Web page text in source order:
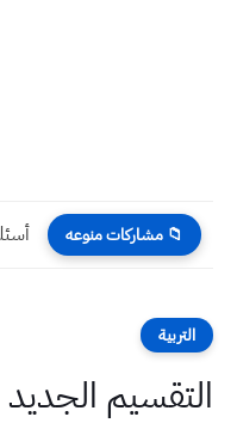
📁 مشاركات منوعه
التربية